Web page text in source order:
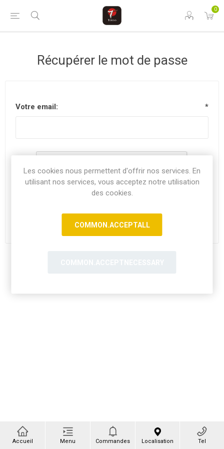
0
Récupérer le mot de passe
Votre email: *
Accueil Menu Commandes Localisation Tel
Les cookies nous permettent d'offrir nos services. En
utilisant nos services, vous acceptez notre utilisation
des cookies.
COMMON.ACCEPTALL